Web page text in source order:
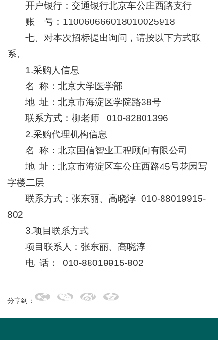
开户银行：交通银行北京车公庄西路支行
账 号：110060666018010025918
七、对本次招标提出询问，请按以下方式联
系。
1.采购人信息
名 称：北京大学医学部
地 址：北京市海淀区学院路38号
联系方式：柳老师 010-82801396
2.采购代理机构信息
名 称：北京国信智业工程顾问有限公司
地 址：北京市海淀区车公庄西路45号花园写
字楼二层
联系方式：张东丽、高晓淳 010-88019915-
802
3.项目联系方式
项目联系人：张东丽、高晓淳
电 话： 010-88019915-802
分享到：